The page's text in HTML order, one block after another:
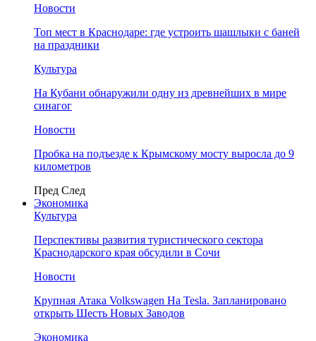
Новости
Топ мест в Краснодаре: где устроить шашлыки с баней
на праздники
Культура
На Кубани обнаружили одну из древнейших в мире
синагог
Новости
Пробка на подъезде к Крымскому мосту выросла до 9
километров
Пред След
Экономика
Культура
Перспективы развития туристического сектора
Краснодарского края обсудили в Сочи
Новости
Крупная Атака Volkswagen На Tesla. Запланировано
открыть Шесть Новых Заводов
Экономика